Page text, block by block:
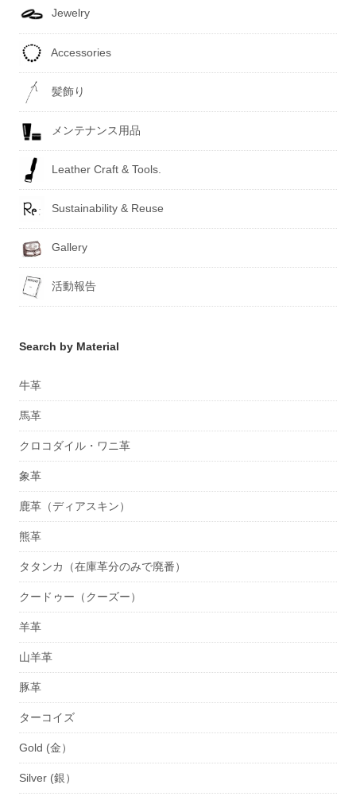
Jewelry
Accessories
髪飾り
メンテナンス用品
Leather Craft & Tools.
Sustainability & Reuse
Gallery
活動報告
Search by Material
牛革
馬革
クロコダイル・ワニ革
象革
鹿革（ディアスキン）
熊革
タタンカ（在庫革分のみで廃番）
クードゥー（クーズー）
羊革
山羊革
豚革
ターコイズ
Gold (金）
Silver (銀）